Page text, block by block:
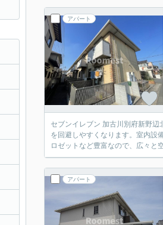
アパート
セブンイレブン 加古川別府新野
を回避しやすくなります。室内設
ロゼットなど豊富なので、広々と
アパート